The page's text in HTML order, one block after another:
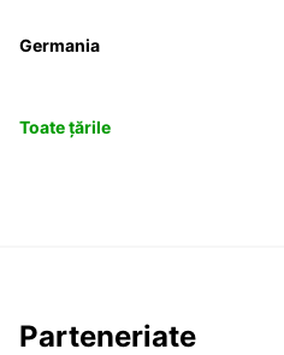
Germania
Toate țările
Parteneriate